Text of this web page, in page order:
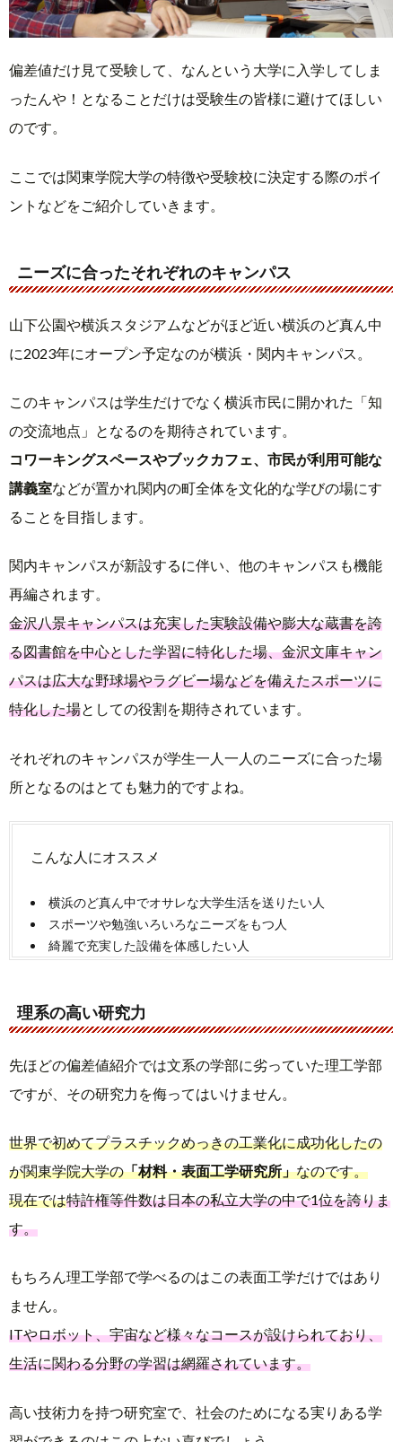
偏差値だけ見て受験して、なんという大学に入学してしま
ったんや！となることだけは受験生の皆様に避けてほしい
のです。
ここでは関東学院大学の特徴や受験校に決定する際のポイ
ントなどをご紹介していきます。
ニーズに合ったそれぞれのキャンパス
山下公園や横浜スタジアムなどがほど近い横浜のど真ん中
に2023年にオープン予定なのが横浜・関内キャンパス。
このキャンパスは学生だけでなく横浜市民に開かれた「知
の交流地点」となるのを期待されています。
コワーキングスペースやブックカフェ、市民が利用可能な
講義室などが置かれ関内の町全体を文化的な学びの場にす
ることを目指します。
関内キャンパスが新設するに伴い、他のキャンパスも機能
再編されます。
金沢八景キャンパスは充実した実験設備や膨大な蔵書を誇
る図書館を中心とした学習に特化した場、金沢文庫キャン
パスは広大な野球場やラグビー場などを備えたスポーツに
特化した場としての役割を期待されています。
それぞれのキャンパスが学生一人一人のニーズに合った場
所となるのはとても魅力的ですよね。
こんな人にオススメ
横浜のど真ん中でオサレな大学生活を送りたい人
スポーツや勉強いろいろなニーズをもつ人
綺麗で充実した設備を体感したい人
理系の高い研究力
先ほどの偏差値紹介では文系の学部に劣っていた理工学部
ですが、その研究力を侮ってはいけません。
世界で初めてプラスチックめっきの工業化に成功化したの
が関東学院大学の「材料・表面工学研究所」なのです。
現在では特許権等件数は日本の私立大学の中で1位を誇りま
す。
もちろん理工学部で学べるのはこの表面工学だけではあり
ません。
ITやロボット、宇宙など様々なコースが設けられており、
生活に関わる分野の学習は網羅されています。
高い技術力を持つ研究室で、社会のためになる実りある学